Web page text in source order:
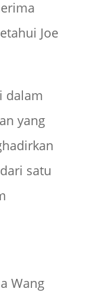
Joe
dalam
yang
satu
Wang